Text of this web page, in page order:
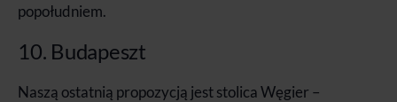
popołudniem.
10. Budapeszt
Naszą ostatnią propozycją jest stolica Węgier –